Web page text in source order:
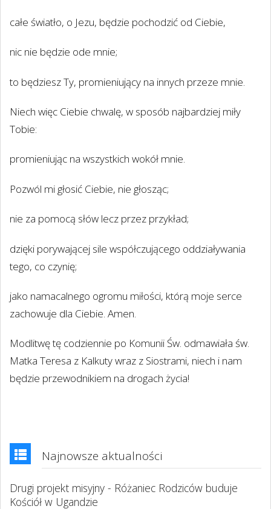
całe światło, o Jezu, będzie pochodzić od Ciebie,
nic nie będzie ode mnie;
to będziesz Ty, promieniujący na innych przeze mnie.
Niech więc Ciebie chwalę, w sposób najbardziej miły
Tobie:
promieniując na wszystkich wokół mnie.
Pozwól mi głosić Ciebie, nie głosząc;
nie za pomocą słów lecz przez przykład;
dzięki porywającej sile współczującego oddziaływania
tego, co czynię;
jako namacalnego ogromu miłości, którą moje serce
zachowuje dla Ciebie. Amen.
Modlitwę tę codziennie po Komunii Św. odmawiała św.
Matka Teresa z Kalkuty wraz z Siostrami, niech i nam
będzie przewodnikiem na drogach życia!
Najnowsze aktualności
Drugi projekt misyjny - Różaniec Rodziców buduje
Kościół w Ugandzie